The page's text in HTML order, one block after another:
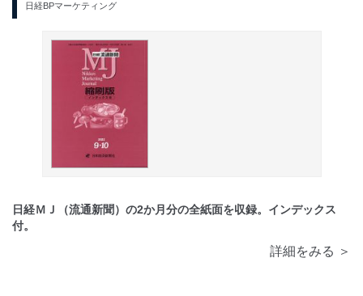
日経BPマーケティング
日経ＭＪ（流通新聞）の2か月分の全紙面を収録。インデックス
付。
詳細をみる ＞